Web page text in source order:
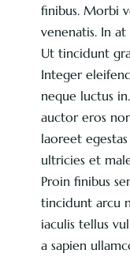
finibus. Morbi
venenatis. In
Ut tincidunt
Integer
neque luctus
auctor eros
laoreet
ultricies et
Proin finibus
tincidunt arcu
iaculis tellus
a sapien